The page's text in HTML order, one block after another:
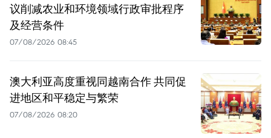
议削减农业和环境领域行政审批程序
及经营条件
07/08/2026 08:45
澳大利亚高度重视同越南合作 共同促
进地区和平稳定与繁荣
07/08/2026 08:20